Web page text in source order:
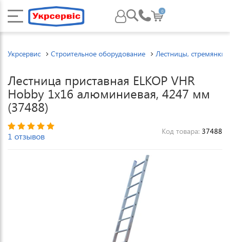
0
Укрсервис Строительное оборудование Лестницы, стремянки
Лестница приставная ELKOP VHR
Hobby 1x16 алюминиевая, 4247 мм
(37488)
1 отзывов Код товара: 37488